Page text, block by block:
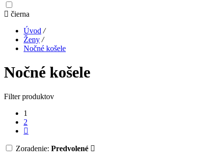
čierna
Úvod /
Ženy /
Nočné košele
Nočné košele
Filter produktov
1
2
Zoradenie: Predvolené